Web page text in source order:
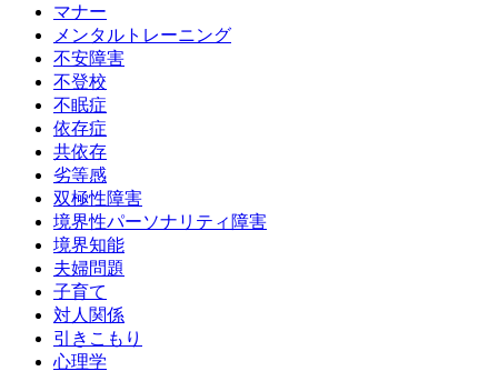
マナー
メンタルトレーニング
不安障害
不登校
不眠症
依存症
共依存
劣等感
双極性障害
境界性パーソナリティ障害
境界知能
夫婦問題
子育て
対人関係
引きこもり
心理学